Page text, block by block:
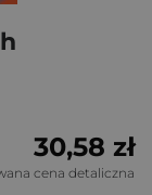
30,58 zł
cena detaliczna